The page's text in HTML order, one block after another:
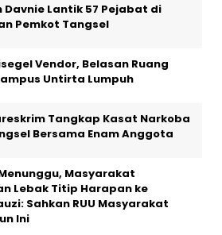
Davnie Lantik 57 Pejabat di
Pemkot Tangsel
Vendor, Belasan Ruang
Untirta Lumpuh
Tangkap Kasat Narkoba
Bersama Enam Anggota
Masyarakat
Lebak Titip Harapan ke
Sahkan RUU Masyarakat
Ini